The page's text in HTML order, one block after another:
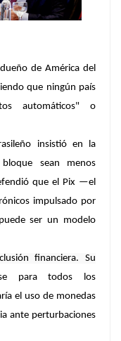
de América del
que ningún país
automáticos" o
insistió en la
sean menos
que el Pix —el
impulsado por
ser un modelo
financiera. Su
para todos los
el uso de monedas
ante perturbaciones